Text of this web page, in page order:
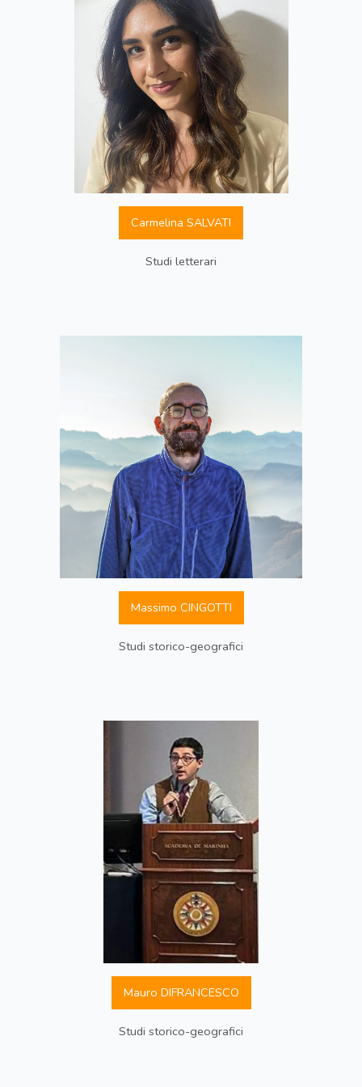
Carmelina SALVATI
Studi letterari
Massimo CINGOTTI
Studi storico-geografici
Mauro DIFRANCESCO
Studi storico-geografici